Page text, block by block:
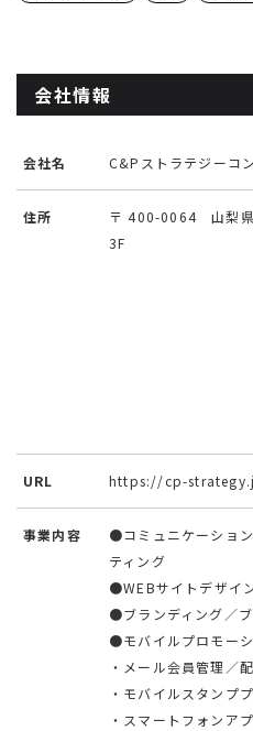
会社情報
会社名 C&Pストラテジーコ
住所
〒 400-0064 山梨県
3F
URL https://cp-
事業内容
●コミュニケーショ
ティング
●WEBサイトデザイ
●ブランディング／
●モバイルプロモー
・メール会員管理／
・モバイルスタンプ
・スマートフォンア